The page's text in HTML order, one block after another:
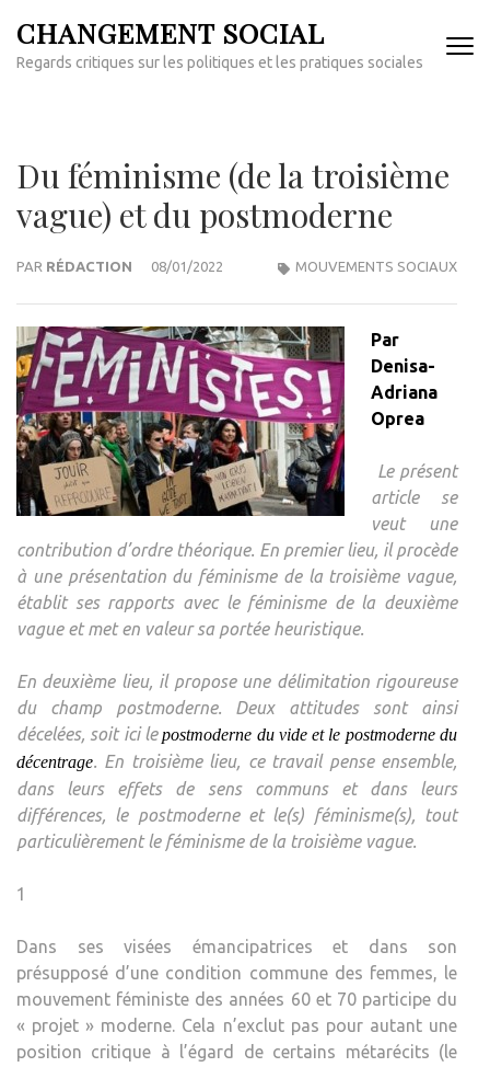
au
contenu
CHANGEMENT SOCIAL
Regards critiques sur les politiques et les pratiques sociales
Du féminisme (de la troisième
vague) et du postmoderne
PAR RÉDACTION 08/01/2022 MOUVEMENTS SOCIAUX
Par
Denisa-
Adriana
Oprea
Le présent
article se
veut une
contribution d’ordre théorique. En premier lieu, il procède
à une présentation du féminisme de la troisième vague,
établit ses rapports avec le féminisme de la deuxième
vague et met en valeur sa portée heuristique.
En deuxième lieu, il propose une délimitation rigoureuse
du champ postmoderne. Deux attitudes sont ainsi
décelées, soit ici lepostmoderne du vide et le postmoderne du
décentrage. En troisième lieu, ce travail pense ensemble,
dans leurs effets de sens communs et dans leurs
différences, le postmoderne et le(s) féminisme(s), tout
particulièrement le féminisme de la troisième vague.
1
Dans ses visées émancipatrices et dans son
présupposé d’une condition commune des femmes, le
mouvement féministe des années 60 et 70 participe du
« projet » moderne. Cela n’exclut pas pour autant une
position critique à l’égard de certains métarécits (le